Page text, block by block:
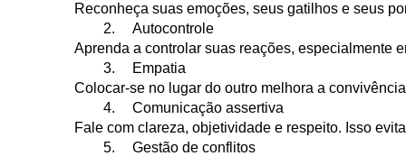
Reconheça suas emoções, seus gatilhos e seus
2.
Autocontrole
Aprenda a controlar suas reações, especialmente
3.
Empatia
Colocar-se no lugar do outro melhora a
4.
Comunicação assertiva
Fale com clareza, objetividade e respeito. Isso
5.
Gestão de conflitos